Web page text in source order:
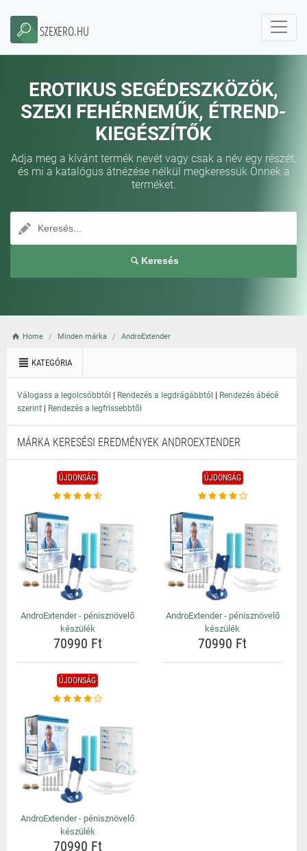
SZEXERO.HU
EROTIKUS SEGÉDESZKÖZÖK,
SZEXI FEHÉRNEMŰK, ÉTREND-
KIEGÉSZÍTŐK
Adja meg a kívánt termék nevét vagy csak a név egy részét,
és mi a katalógus átnézése nélkül megkeressük Önnek a
terméket.
Keresés
Home Minden márka AndroExtender
KATEGÓRIA
Válogass a legolcsóbbtól | Rendezés a legdrágábbtól | Rendezés ábécé
szerint | Rendezés a legfrissebbtől
MÁRKA KERESÉSI EREDMÉNYEK ANDROEXTENDER
ÚJDONSÁG
AndroExtender - pénisznövelő
készülék
70990 Ft
ÚJDONSÁG
AndroExtender - pénisznövelő
készülék
70990 Ft
ÚJDONSÁG
AndroExtender - pénisznövelő
készülék
70990 Ft